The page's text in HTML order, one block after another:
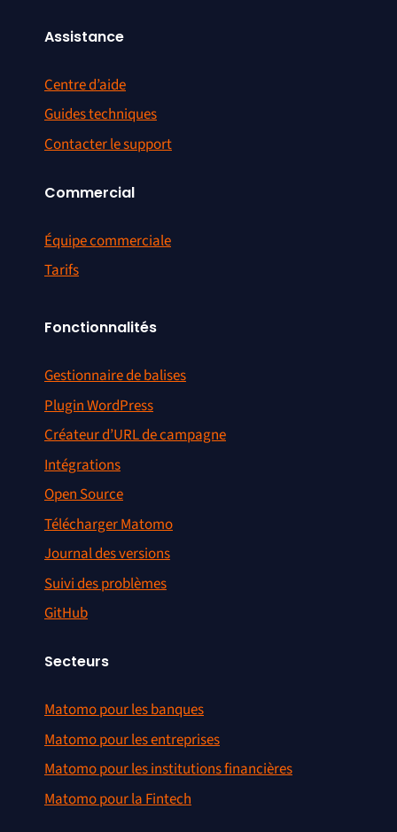
Assistance
Centre d’aide
Guides techniques
Contacter le support
Commercial
Équipe commerciale
Tarifs
Fonctionnalités
Gestionnaire de balises
Plugin WordPress
Créateur d’URL de campagne
Intégrations
Open Source
Télécharger Matomo
Journal des versions
Suivi des problèmes
GitHub
Secteurs
Matomo pour les banques
Matomo pour les entreprises
Matomo pour les institutions financières
Matomo pour la Fintech